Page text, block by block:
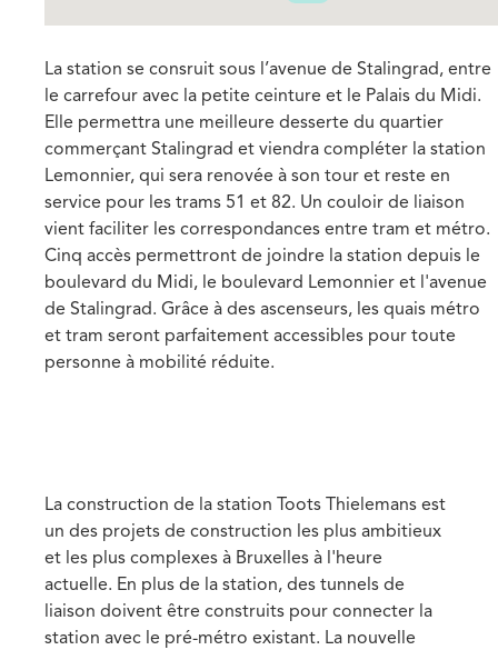
La station se consruit sous l’avenue de Stalingrad, entre
le carrefour avec la petite ceinture et le Palais du Midi.
Elle permettra une meilleure desserte du quartier
commerçant Stalingrad et viendra compléter la station
Lemonnier, qui sera renovée à son tour et reste en
service pour les trams 51 et 82. Un couloir de liaison
vient faciliter les correspondances entre tram et métro.
Cinq accès permettront de joindre la station depuis le
boulevard du Midi, le boulevard Lemonnier et l'avenue
de Stalingrad. Grâce à des ascenseurs, les quais métro
et tram seront parfaitement accessibles pour toute
personne à mobilité réduite.
La construction de la station Toots Thielemans est
un des projets de construction les plus ambitieux
et les plus complexes à Bruxelles à l'heure
actuelle. En plus de la station, des tunnels de
liaison doivent être construits pour connecter la
station avec le pré-métro existant. La nouvelle